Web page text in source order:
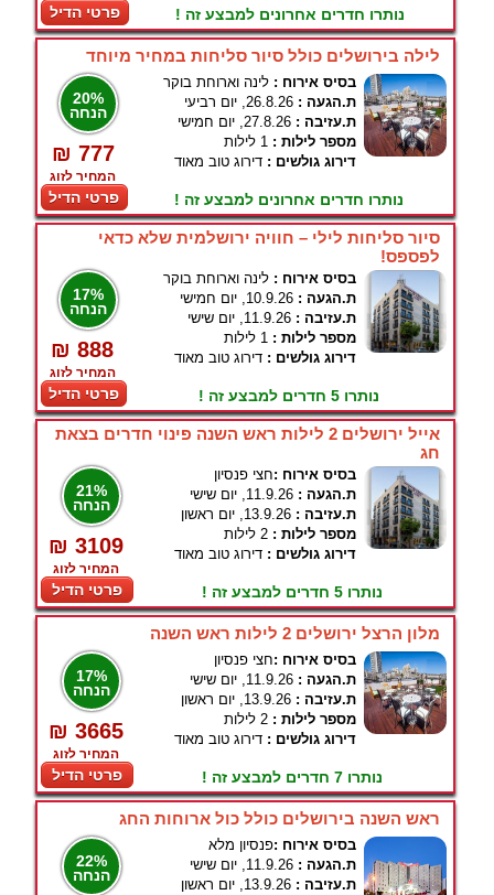
פרטי הדיל נותרו חדרים אחרונים למבצע זה !
לילה בירושלים כולל סיור סליחות במחיר מיוחד
20%
הנחה
₪ 777
המחיר לזוג
פרטי הדיל
בסיס אירוח : לינה וארוחת בוקר
ת.הגעה : 26.8.26, יום רביעי
ת.עזיבה : 27.8.26, יום חמישי
מספר לילות : 1 לילות
דירוג גולשים : דירוג טוב מאוד
נותרו חדרים אחרונים למבצע זה !
סיור סליחות לילי – חוויה ירושלמית שלא כדאי
לפספס!
17%
הנחה
₪ 888
המחיר לזוג
פרטי הדיל
בסיס אירוח : לינה וארוחת בוקר
ת.הגעה : 10.9.26, יום חמישי
ת.עזיבה : 11.9.26, יום שישי
מספר לילות : 1 לילות
דירוג גולשים : דירוג טוב מאוד
נותרו 5 חדרים למבצע זה !
אייל ירושלים 2 לילות ראש השנה פינוי חדרים בצאת
חג
21%
הנחה
₪ 3109
המחיר לזוג
פרטי הדיל
בסיס אירוח :חצי פנסיון
ת.הגעה : 11.9.26, יום שישי
ת.עזיבה : 13.9.26, יום ראשון
מספר לילות : 2 לילות
דירוג גולשים : דירוג טוב מאוד
נותרו 5 חדרים למבצע זה !
מלון הרצל ירושלים 2 לילות ראש השנה
17%
הנחה
₪ 3665
המחיר לזוג
פרטי הדיל
בסיס אירוח :חצי פנסיון
ת.הגעה : 11.9.26, יום שישי
ת.עזיבה : 13.9.26, יום ראשון
מספר לילות : 2 לילות
דירוג גולשים : דירוג טוב מאוד
נותרו 7 חדרים למבצע זה !
ראש השנה בירושלים כולל כול ארוחות החג
22%
הנחה
בסיס אירוח :פנסיון מלא
ת.הגעה : 11.9.26, יום שישי
ת.עזיבה : 13.9.26, יום ראשון